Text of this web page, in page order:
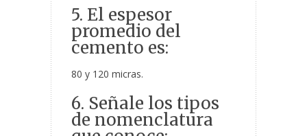
5. El espesor
promedio del
cemento es:
80 y 120 micras.
6. Señale los tipos
de nomenclatura